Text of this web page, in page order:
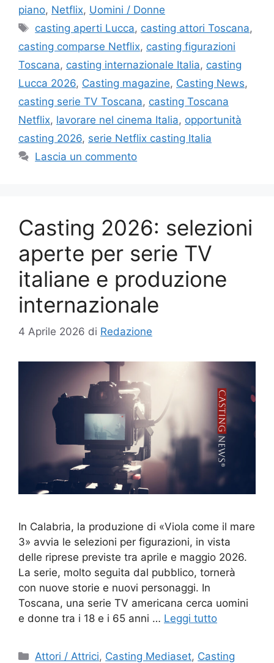
piano, Netflix, Uomini / Donne
Tag
casting aperti Lucca, casting attori Toscana,
casting comparse Netflix, casting figurazioni
Toscana, casting internazionale Italia, casting
Lucca 2026, Casting magazine, Casting News,
casting serie TV Toscana, casting Toscana
Netflix, lavorare nel cinema Italia, opportunità
casting 2026, serie Netflix casting Italia
Lascia un commento
Casting 2026: selezioni
aperte per serie TV
italiane e produzione
internazionale
4 Aprile 2026 di Redazione
In Calabria, la produzione di «Viola come il mare
3» avvia le selezioni per figurazioni, in vista
delle riprese previste tra aprile e maggio 2026.
La serie, molto seguita dal pubblico, tornerà
con nuove storie e nuovi personaggi. In
Toscana, una serie TV americana cerca uomini
e donne tra i 18 e i 65 anni … Leggi tutto
Categorie
Attori / Attrici, Casting Mediaset, Casting